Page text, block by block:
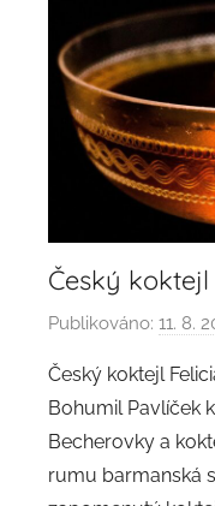
Český koktejl
Publikováno: 11. 8.
Český koktejl
Bohumil Pavlíček
Becherovky a
rumu barmanská